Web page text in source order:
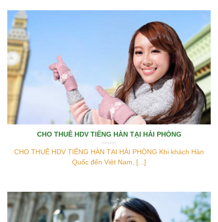
CHO THUÊ HDV TIẾNG HÀN TẠI HẢI PHÒNG
CHO THUÊ HDV TIẾNG HÀN TẠI HẢI PHÒNG Khi khách Hàn
Quốc đến Việt Nam, [...]